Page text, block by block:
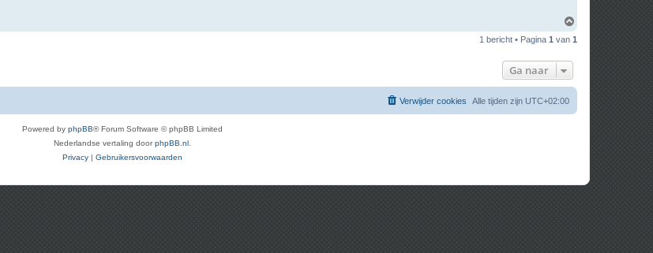
e
b
h
1 bericht • Pagina 1 van 1
Ga naar
Alle tijden zijn UTC+02:00
Verwijder cookies
Powered by phpBB® Forum Software © phpBB Limited
Nederlandse vertaling doorphpBB.nl
Privacy | Gebruikersvoorwaarden